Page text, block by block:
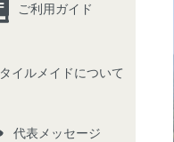
ご利用ガイド
タイルメイドについて
代表メッセージ